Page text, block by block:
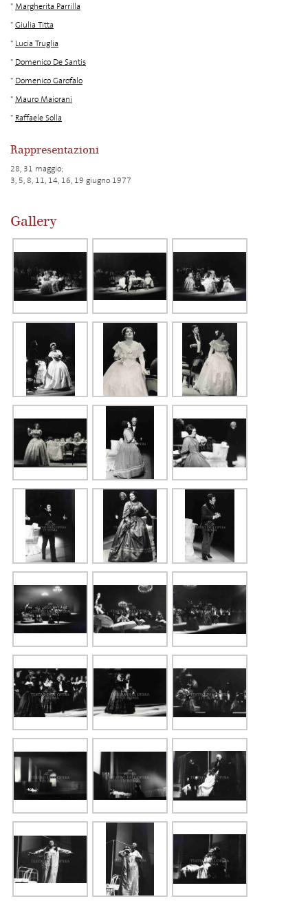
*Margherita Parrilla
*Giulia Titta
* Lucia Truglia
* Domenico De Santis
* Domenico Garofalo
*Mauro Maiorani
* Raffaele Solla
Rappresentazioni
28, 31 maggio;
3, 5, 8, 11, 14, 16, 19 giugno 1977
Gallery